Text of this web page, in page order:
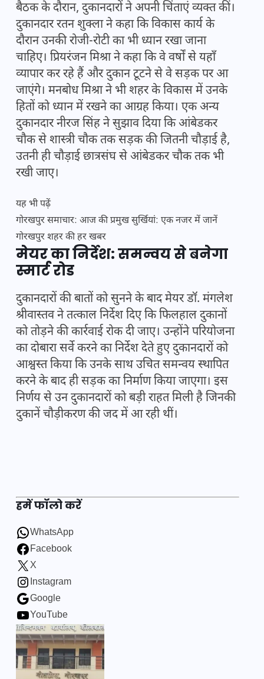
बैठक के दौरान, दुकानदारों ने अपनी चिंताएं व्यक्त कीं।
दुकानदार रतन शुक्ला ने कहा कि विकास कार्य के
दौरान उनकी रोजी-रोटी का भी ध्यान रखा जाना
चाहिए। प्रियरंजन मिश्रा ने कहा कि वे वर्षों से यहाँ
व्यापार कर रहे हैं और दुकान टूटने से वे सड़क पर आ
जाएंगे। मनबोध मिश्रा ने भी शहर के विकास में उनके
हितों को ध्यान में रखने का आग्रह किया। एक अन्य
दुकानदार नीरज सिंह ने सुझाव दिया कि आंबेडकर
चौक से शास्त्री चौक तक सड़क की जितनी चौड़ाई है,
उतनी ही चौड़ाई छात्रसंघ से आंबेडकर चौक तक भी
रखी जाए।
यह भी पढ़ें
गोरखपुर समाचार: आज की प्रमुख सुर्खियां: एक नजर में जानें
गोरखपुर शहर की हर खबर
मेयर का निर्देश: समन्वय से बनेगा
स्मार्ट रोड
दुकानदारों की बातों को सुनने के बाद मेयर डॉ. मंगलेश
श्रीवास्तव ने तत्काल निर्देश दिए कि फिलहाल दुकानों
को तोड़ने की कार्रवाई रोक दी जाए। उन्होंने परियोजना
का दोबारा सर्वे करने का निर्देश देते हुए दुकानदारों को
आश्वस्त किया कि उनके साथ उचित समन्वय स्थापित
करने के बाद ही सड़क का निर्माण किया जाएगा। इस
निर्णय से उन दुकानदारों को बड़ी राहत मिली है जिनकी
दुकानें चौड़ीकरण की जद में आ रही थीं।
हमें फॉलो करें
WhatsApp
Facebook
X
Instagram
Google
YouTube